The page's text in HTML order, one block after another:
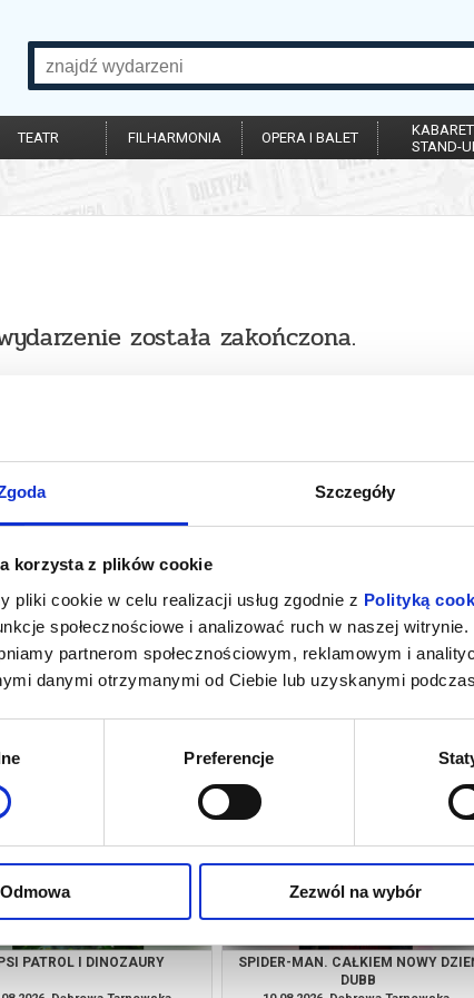
Szczegóły
korzysta z plików cookie
pliki cookie w celu realizacji usług zgodnie z Polityką
społecznościowe i analizować ruch w naszej
partnerom społecznościowym, reklamowym i
danymi otrzymanymi od Ciebie lub uzyskanymi
Preferencje
Odmowa Zezwól na wybór
TEATR FILHARMONIA OPERA I BALET
STAND-
została zakończona.
MAN. CAŁKIEM NOWY DZIEŃ
kup bilet
PSI PATROL I DINOZAURY
kup
PATROL I DINOZAURY
SPIDER-MAN. CAŁKIEM NOWY
DUBB